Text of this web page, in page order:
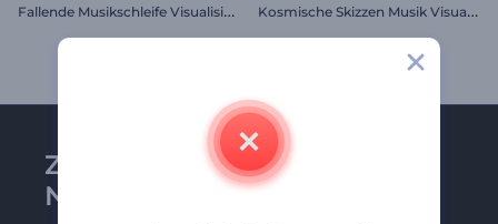
F
allende Musikschleife Visualisierer K
osmische Skizzen Musik Visualisierer
Zu Renderforest-
Newsletter anmelden